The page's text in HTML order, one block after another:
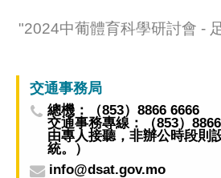
"2024中葡體育科學研討會 -
交通事務局
總機：（853）8866 6666
交通事務專線：（853）
由專人接聽，非辦公時段則
統。）
info@dsat.gov.mo